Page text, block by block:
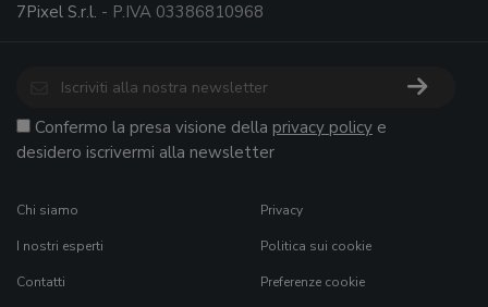
7Pixel S.r.l. - P.IVA 03386810968
Confermo la presa visione della privacy policy e
desidero iscrivermi alla newsletter
Chi siamo
I nostri esperti
Contatti
Privacy
Politica sui cookie
Preferenze cookie